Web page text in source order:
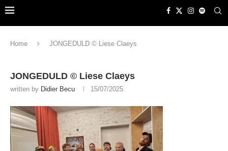
Home JONGEDULD © Liese Claeys
JONGEDULD © Liese Claeys
written by Didier Becu 15/07/2025